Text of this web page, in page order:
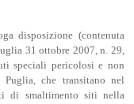
disposizione (contenuta
31 ottobre 2007, n. 29,
speciali pericolosi e non
che transitano nel
di smaltimento siti nella